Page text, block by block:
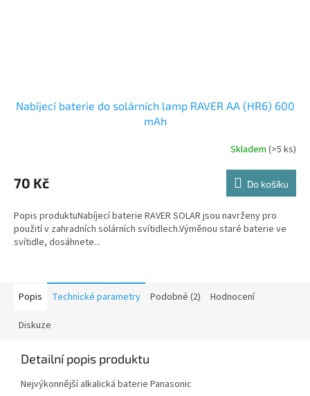
Nabíjecí baterie do solárních lamp RAVER AA (HR6) 600
mAh
Skladem (>5 ks)
70 Kč Do košíku
Popis produktuNabíjecí baterie RAVER SOLAR jsou navrženy pro
použití v zahradních solárních svítidlech.Výměnou staré baterie ve
svítidle, dosáhnete...
Popis Technické parametry Podobné (2) Hodnocení
Diskuze
Detailní popis produktu
Nejvýkonnější alkalická baterie Panasonic